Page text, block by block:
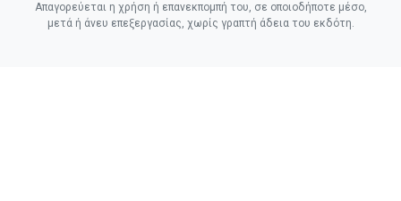
Απαγορεύεται η χρήση ή επανεκπομπή του, σε οποιοδήποτε μέσο,
μετά ή άνευ επεξεργασίας, χωρίς γραπτή άδεια του εκδότη.